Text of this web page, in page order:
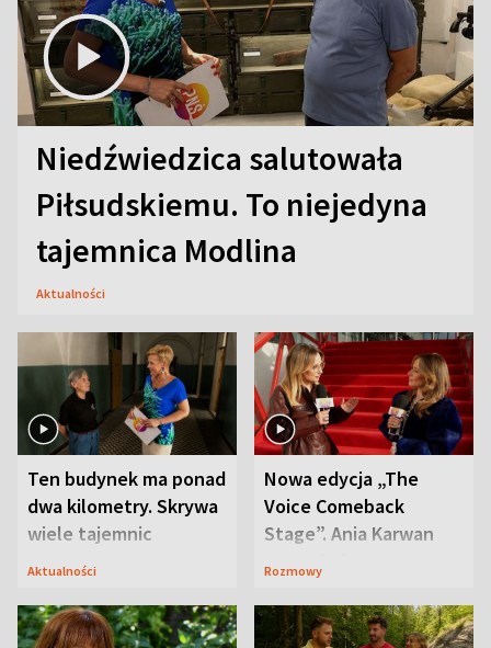
Niedźwiedzica salutowała
Piłsudskiemu. To niejedyna
tajemnica Modlina
Aktualności
Ten budynek ma ponad
dwa kilometry. Skrywa
wiele tajemnic
Aktualności
Nowa edycja „The
Voice Comeback
Stage”. Ania Karwan
zapowiada
Rozmowy